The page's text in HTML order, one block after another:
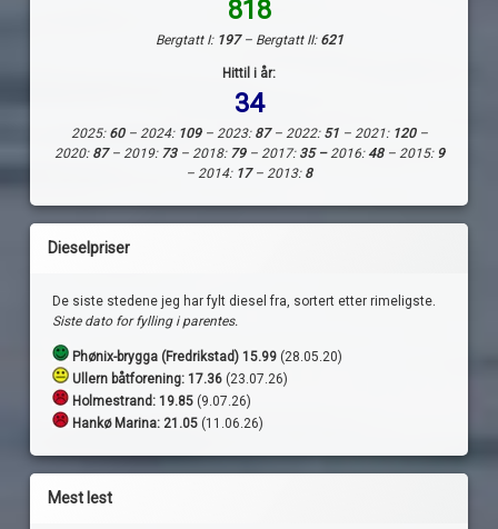
818
Bergtatt I: 197– Bergtatt II: 621
Hittil i år:
34
2025: 60– 2024: 109– 2023: 87– 2022: 51– 2021: 120–
2020: 87– 2019: 73– 2018: 79– 2017: 35 –2016:48– 2015: 9
– 2014: 17– 2013: 8
Dieselpriser
De siste stedene jeg har fylt diesel fra, sortert etter rimeligste.
Siste dato for fylling i parentes.
Phønix-brygga (Fredrikstad) 15.99 (28.05.20)
Ullern båtforening: 17.36 (23.07.26)
Holmestrand: 19.85 (9.07.26)
Hankø Marina: 21.05 (11.06.26)
Mest lest